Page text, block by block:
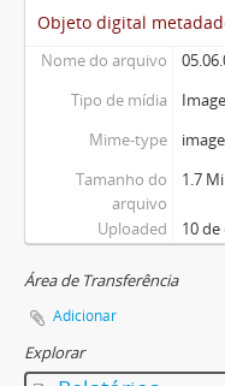
Objeto digital
Nome do arquivo
Tipo de mídia
Mime-type
Tamanho do
arquivo
1.7
Uploaded 10
Área de Transferência
Adicionar
Explorar